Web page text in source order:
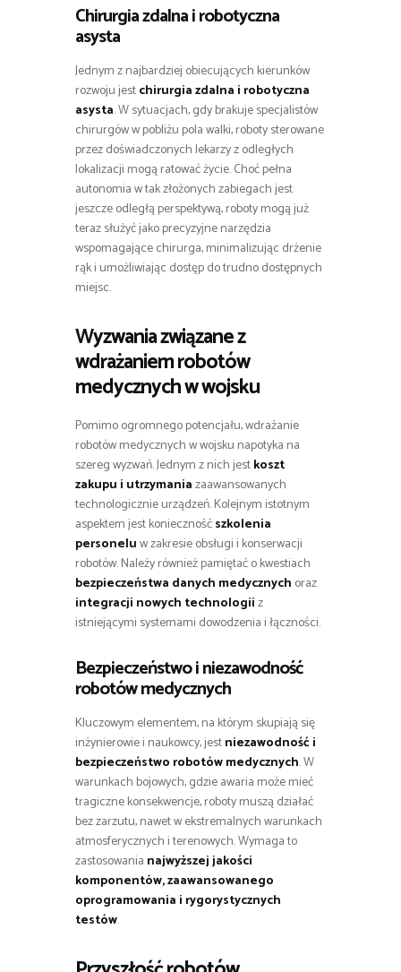
Chirurgia zdalna i robotyczna
asysta
Jednym z najbardziej obiecujących kierunków
rozwoju jestchirurgia zdalna i robotyczna
asysta. W sytuacjach, gdy brakuje specjalistów
chirurgów w pobliżu pola walki, roboty sterowane
przez doświadczonych lekarzy z odległych
lokalizacji mogą ratować życie. Choć pełna
autonomia w tak złożonych zabiegach jest
jeszcze odległą perspektywą, roboty mogą już
teraz służyć jako precyzyjne narzędzia
wspomagające chirurga, minimalizując drżenie
rąk i umożliwiając dostęp do trudno dostępnych
miejsc.
Wyzwania związane z
wdrażaniem robotów
medycznych w wojsku
Pomimo ogromnego potencjału, wdrażanie
robotów medycznych w wojsku napotyka na
szereg wyzwań. Jednym z nich jestkoszt
zakupu i utrzymaniazaawansowanych
technologicznie urządzeń. Kolejnym istotnym
aspektem jest koniecznośćszkolenia
personeluw zakresie obsługi i konserwacji
robotów. Należy również pamiętać o kwestiach
bezpieczeństwa danych medycznych oraz
integracji nowych technologiiz
istniejącymi systemami dowodzenia i łączności.
Bezpieczeństwo i niezawodność
robotów medycznych
Kluczowym elementem, na którym skupiają się
inżynierowie i naukowcy, jestniezawodność i
bezpieczeństwo robotów medycznych. W
warunkach bojowych, gdzie awaria może mieć
tragiczne konsekwencje, roboty muszą działać
bez zarzutu, nawet w ekstremalnych warunkach
atmosferycznych i terenowych. Wymaga to
zastosowania najwyższej jakości
komponentów, zaawansowanego
oprogramowania i rygorystycznych
testów.